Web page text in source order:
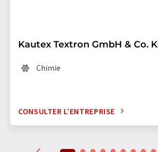
Kautex Textron GmbH & Co.
Chimie
CONSULTER L’ENTREPRISE